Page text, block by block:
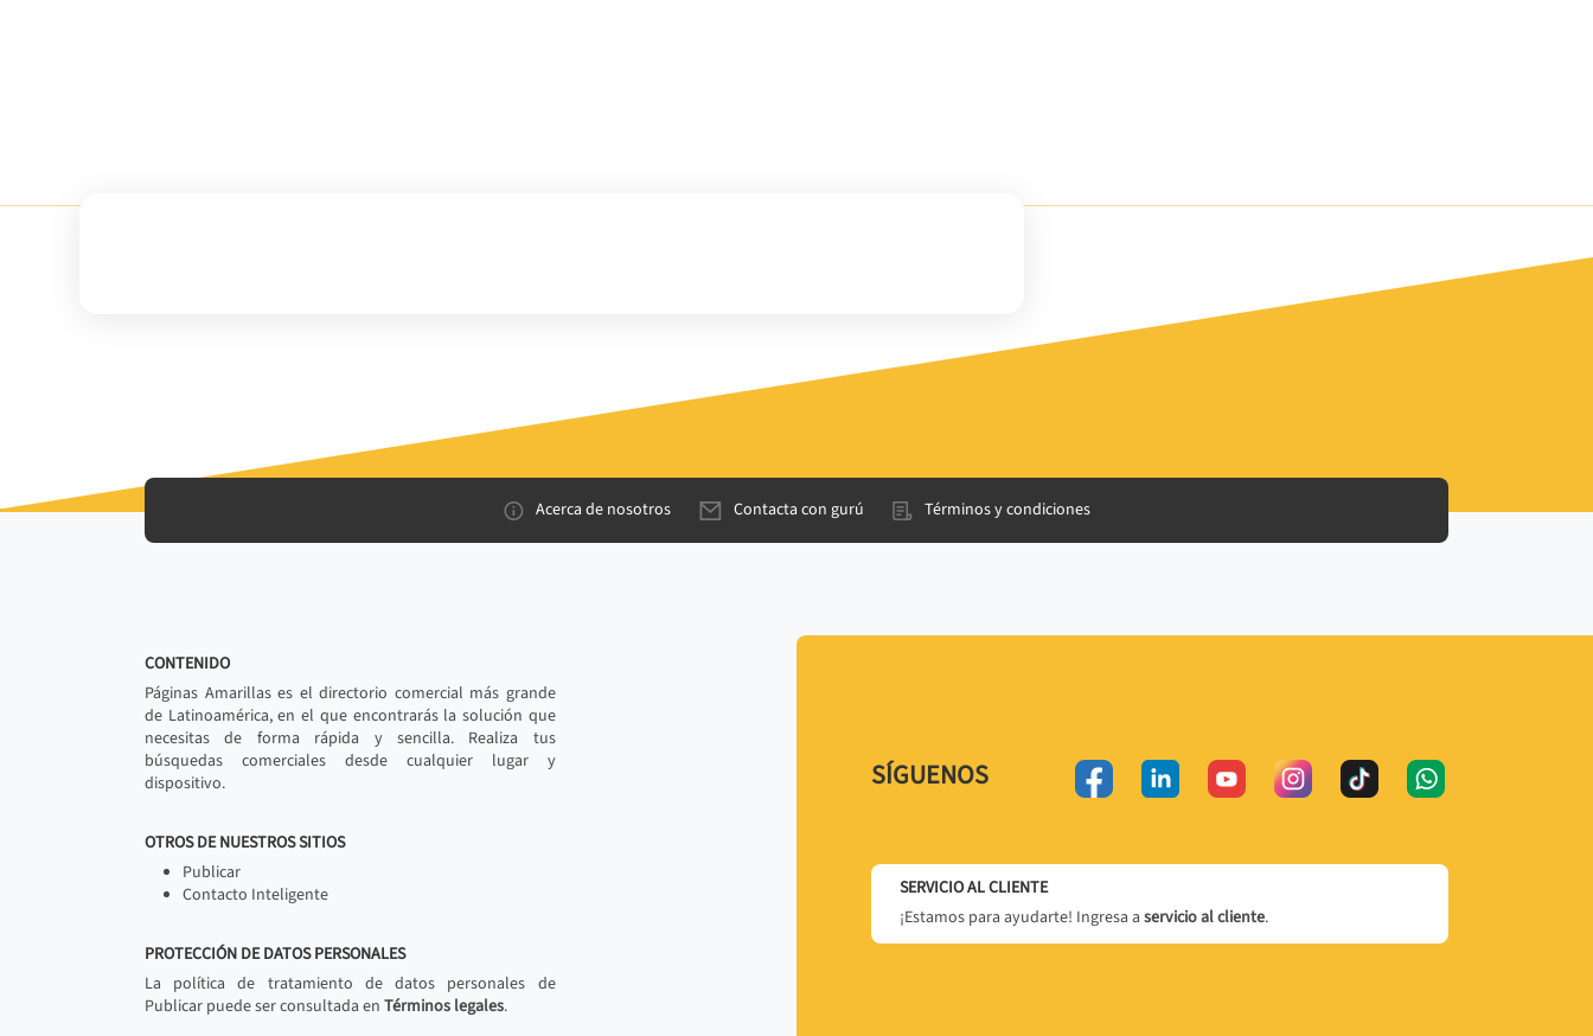
Acerca de nosotros Contacta con gurú Términos y condiciones
CONTENIDO
Páginas Amarillas es el directorio comercial más grande
de Latinoamérica, en el que encontrarás la solución que
necesitas de forma rápida y sencilla. Realiza tus
búsquedas comerciales desde cualquier lugar y
dispositivo.
OTROS DE NUESTROS SITIOS
Publicar
Contacto Inteligente
PROTECCIÓN DE DATOS PERSONALES
La política de tratamiento de datos personales de
Publicar puede ser consultada en Términos legales.
SÍGUENOS
SERVICIO AL CLIENTE
¡Estamos para ayudarte! Ingresa a servicio al cliente.